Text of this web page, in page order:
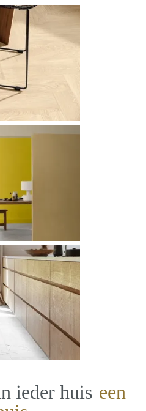
ieder huis een